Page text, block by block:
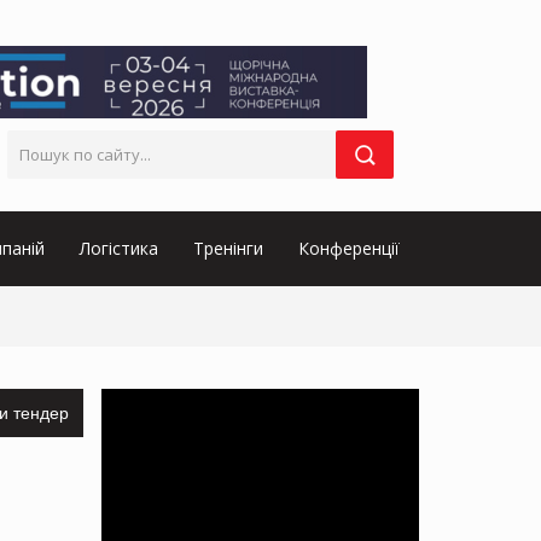
Логістика Тренінги Конференції
тендер